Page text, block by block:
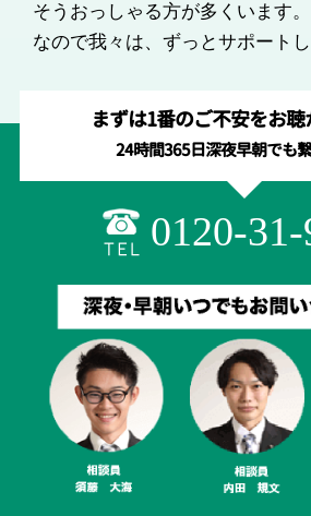
そうおっしゃる方が多くいます。
なので我々は、ずっとサポートし
まずは1番のご不安をお
24時間365日深夜早朝でも
0120-31-